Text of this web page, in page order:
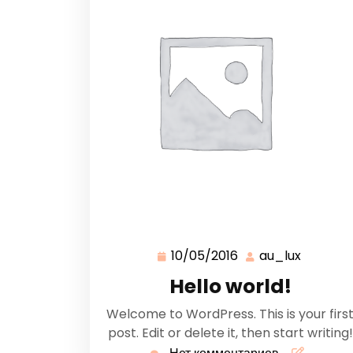
10/05/2016 au_lux
Hello world!
Welcome to WordPress. This is your first
post. Edit or delete it, then start writing!